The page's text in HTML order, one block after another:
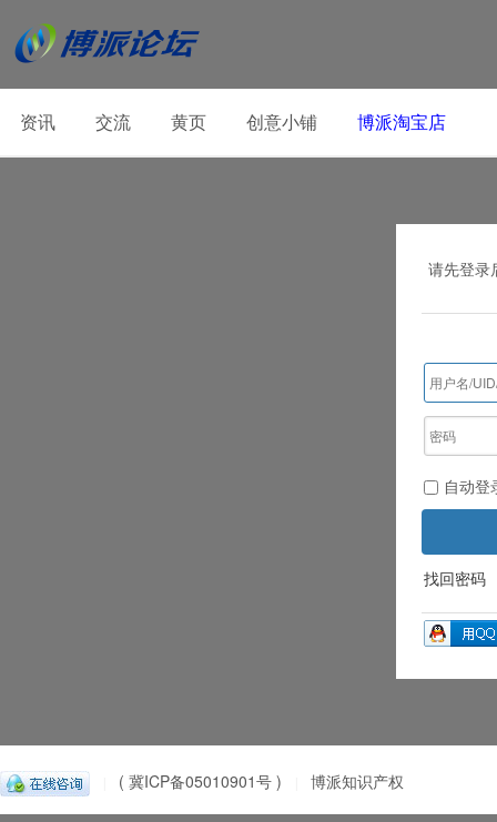
资讯 交流 黄页 创意小铺 博派淘宝店
请先登录
自动登
找回密码
( 冀ICP备05010901号 ) 博派知识产权